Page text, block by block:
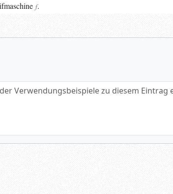
f.
zu diesem Eintrag eintragen.